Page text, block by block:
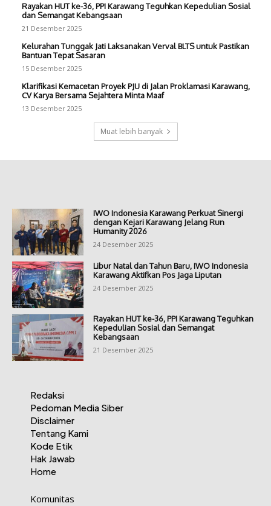
Rayakan HUT ke-36, PPI Karawang Teguhkan Kepedulian Sosial
dan Semangat Kebangsaan
21 Desember 2025
Kelurahan Tunggak Jati Laksanakan Verval BLTS untuk Pastikan
Bantuan Tepat Sasaran
15 Desember 2025
Klarifikasi Kemacetan Proyek PJU di Jalan Proklamasi Karawang,
CV Karya Bersama Sejahtera Minta Maaf
13 Desember 2025
Muat lebih banyak
IWO Indonesia Karawang Perkuat Sinergi
dengan Kejari Karawang Jelang Run
Humanity 2026
24 Desember 2025
Libur Natal dan Tahun Baru, IWO Indonesia
Karawang Aktifkan Pos Jaga Liputan
24 Desember 2025
Rayakan HUT ke-36, PPI Karawang Teguhkan
Kepedulian Sosial dan Semangat
Kebangsaan
21 Desember 2025
Redaksi
Pedoman Media Siber
Disclaimer
Tentang Kami
Kode Etik
Hak Jawab
Home
Komunitas